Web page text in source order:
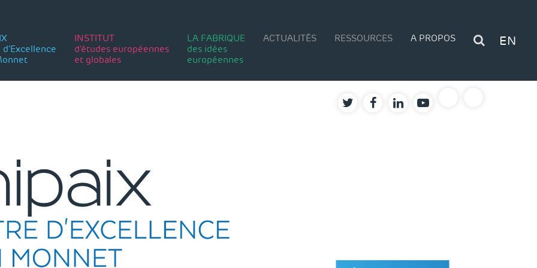
EN
d'Excellence
INSTITUT
d’études européennes
et globales
LA FABRIQUE
des idées
européennes
ACTUALITÉS RESSOURCES A PROPOS